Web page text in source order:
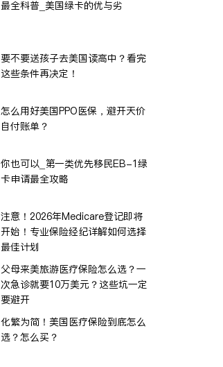
最全科普_美国绿卡的优与劣
要不要送孩子去美国读高中？看完
这些条件再决定！
怎么用好美国PPO医保，避开天价
自付账单？
你也可以_第一类优先移民EB-1绿
卡申请最全攻略
注意！2026年Medicare登记即将
开始！专业保险经纪详解如何选择
最佳计划
父母来美旅游医疗保险怎么选？一
次急诊就要10万美元？这些坑一定
要避开
化繁为简！美国医疗保险到底怎么
选？怎么买？